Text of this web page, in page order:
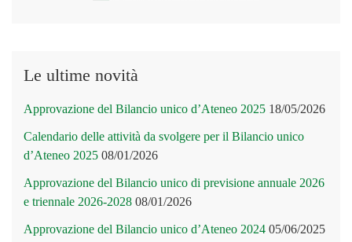
Le ultime novità
Approvazione del Bilancio unico d’Ateneo 2025 18/05/2026
Calendario delle attività da svolgere per il Bilancio unico
d’Ateneo 2025 08/01/2026
Approvazione del Bilancio unico di previsione annuale 2026
e triennale 2026-2028 08/01/2026
Approvazione del Bilancio unico d’Ateneo 2024 05/06/2025